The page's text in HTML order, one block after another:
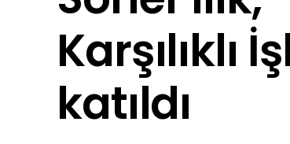
Karşılıklı
katıldı